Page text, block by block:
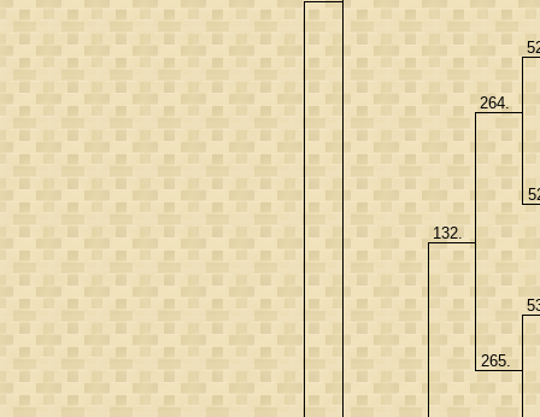
132.
264.
265.